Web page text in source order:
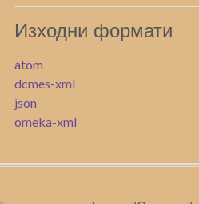
Изходни формати
atom
dcmes-xml
json
omeka-xml